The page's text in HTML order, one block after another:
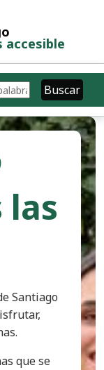
accesible
Buscar
las
Santiago
que se